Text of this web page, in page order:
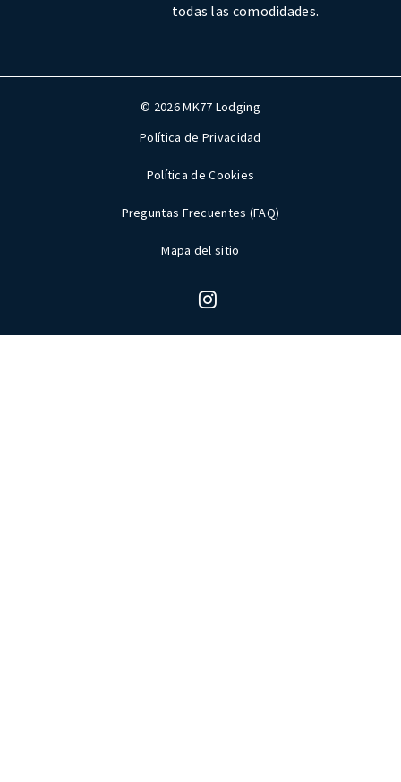
todas las comodidades.
© 2026 MK77 Lodging
Política de Privacidad
Política de Cookies
Preguntas Frecuentes (FAQ)
Mapa del sitio